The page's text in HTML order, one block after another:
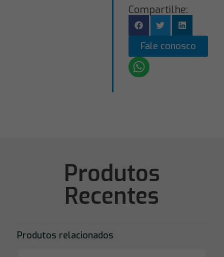
Compartilhe:
Fale conosco
Produtos
Recentes
Produtos relacionados